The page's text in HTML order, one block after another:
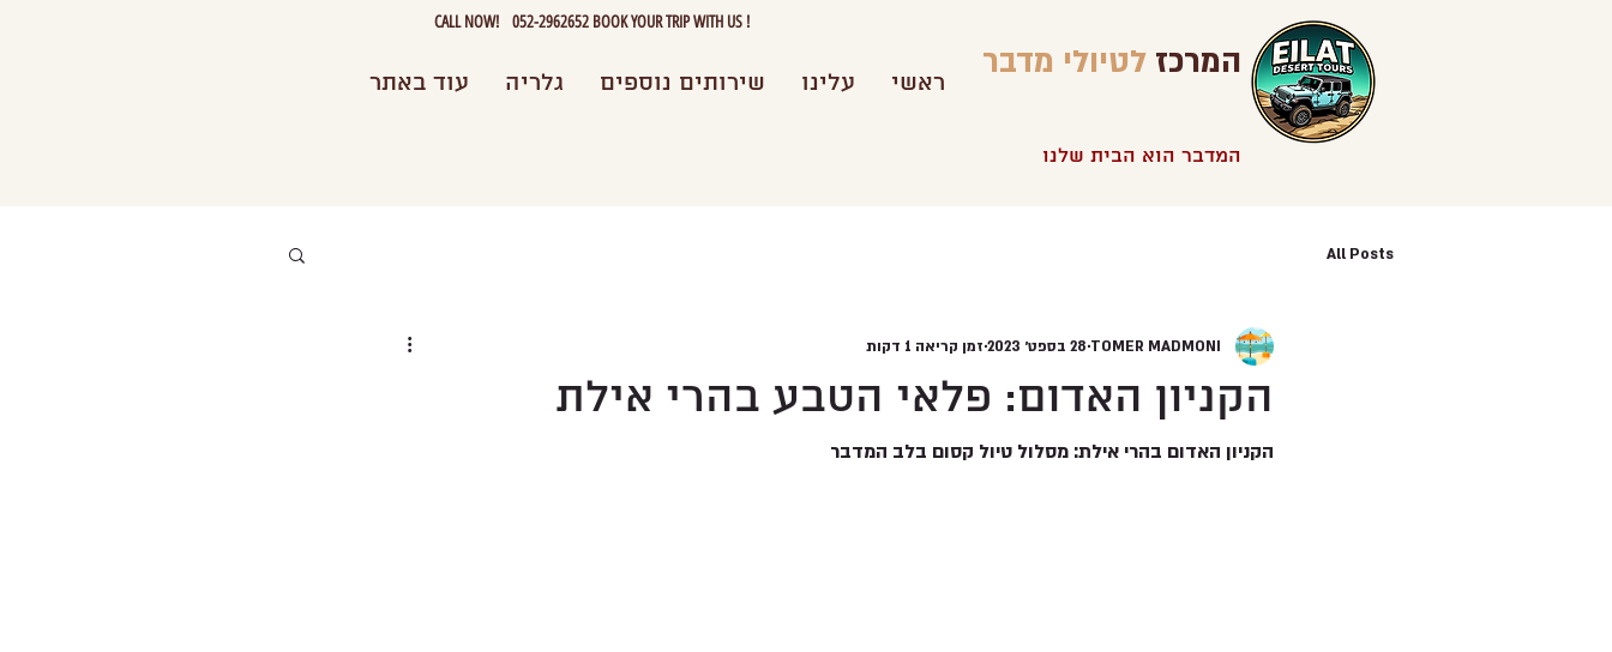
CALL NOW! 052-2962652 BOOK YOUR TRIP WITH US !
המרכז לטיולי מדבר ראשי עלינו שירותים נוספים גלריה עוד באתר
המדבר הוא הבית שלנו
All Posts
הקניון האדום: פלאי הטבע בהרי אילת
TOMER MADMONI 28 בספט׳ 2023 זמן קריאה 1 דקות
הקניון האדום בהרי אילת: מסלול טיול קסום בלב המדבר